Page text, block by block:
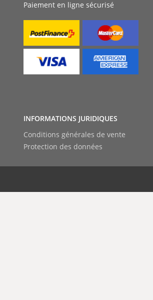
Protection des données
Conditions générales de vente
INFORMATIONS JURIDIQUES
Paiement en ligne sécurisé